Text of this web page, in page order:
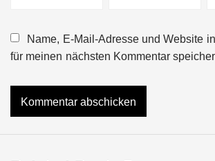
Name, E-Mail-Adresse und Website
für meinen nächsten Kommentar